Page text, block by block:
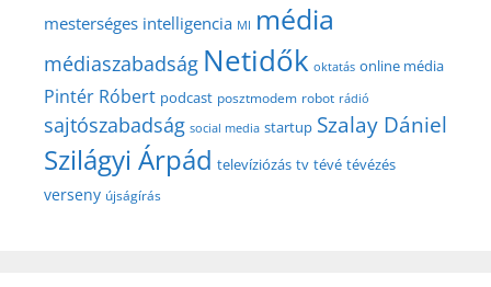
mesterséges intelligencia MI média
médiaszabadság Netidők oktatás online média
Pintér Róbert podcast posztmodem robot rádió
sajtószabadság social media startup Szalay Dániel
Szilágyi Árpád televíziózás tv tévé tévézés
verseny újságírás